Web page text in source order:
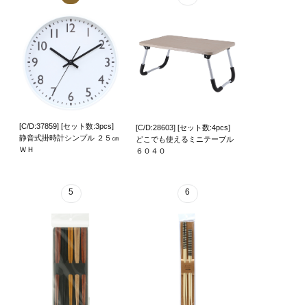
[C/D:37859] [セット数:3pcs]
静音式掛時計シンプル ２５㎝
ＷＨ
[C/D:28603] [セット数:4pcs]
どこでも使えるミニテーブル
６０４０
5 6